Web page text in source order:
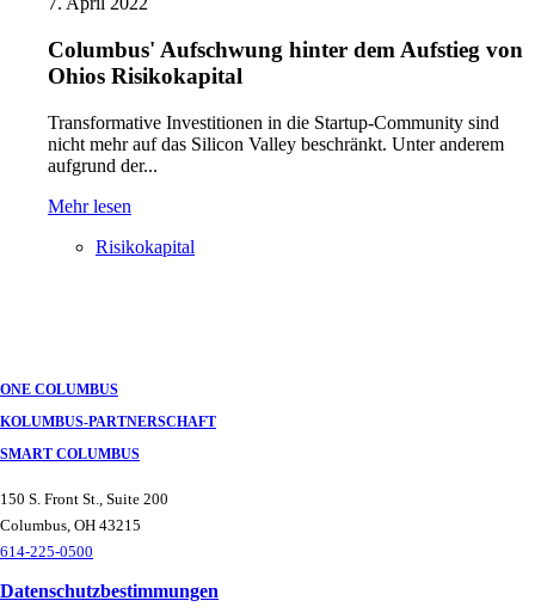
Columbus' Aufschwung hinter dem Aufstieg von
Ohios Risikokapital
Transformative Investitionen in die Startup-Community sind
nicht mehr auf das Silicon Valley beschränkt. Unter anderem
aufgrund der...
Mehr lesen
Risikokapital
ONE COLUMBUS
KOLUMBUS-PARTNERSCHAFT
SMART COLUMBUS
150 S. Front St., Suite 200
Columbus, OH 43215
614-225-0500
Datenschutzbestimmungen